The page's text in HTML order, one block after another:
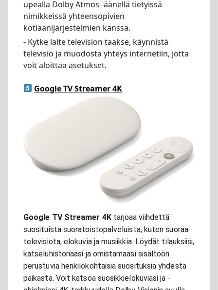
upealla Dolby Atmos -äänellä tietyissä
nimikkeissä yhteensopivien
kotiäänijärjestelmien kanssa.
- Kytke laite television taakse, käynnistä
televisio ja muodosta yhteys internetiin, jotta
voit aloittaa asetukset.
Google TV Streamer 4K
Google TV Streamer 4Ktarjoaa viihdettä
suosituista suoratoistopalveluista, kuten suoraa
televisiota, elokuvia ja musiikkia. Löydät tilauksiisi,
katseluhistoriaasi ja omistamaasi sisältöön
perustuvia henkilökohtaisia suosituksia yhdestä
paikasta. Voit katsoa suosikkielokuviasi ja -